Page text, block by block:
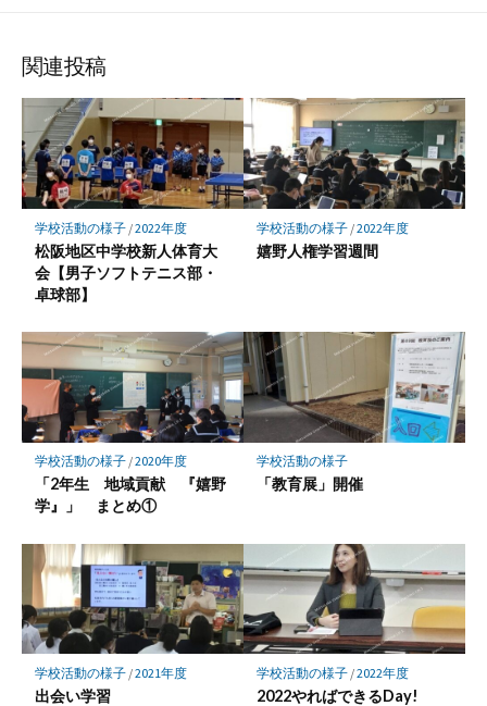
関連投稿
学校活動の様子/2022年度
松阪地区中学校新人体育大
会【男子ソフトテニス部・
卓球部】
学校活動の様子/2022年度
嬉野人権学習週間
学校活動の様子/2020年度
「2年生 地域貢献 『嬉野
学』」 まとめ①
学校活動の様子
「教育展」開催
学校活動の様子/2021年度
出会い学習
学校活動の様子/2022年度
2022やればできるDay!